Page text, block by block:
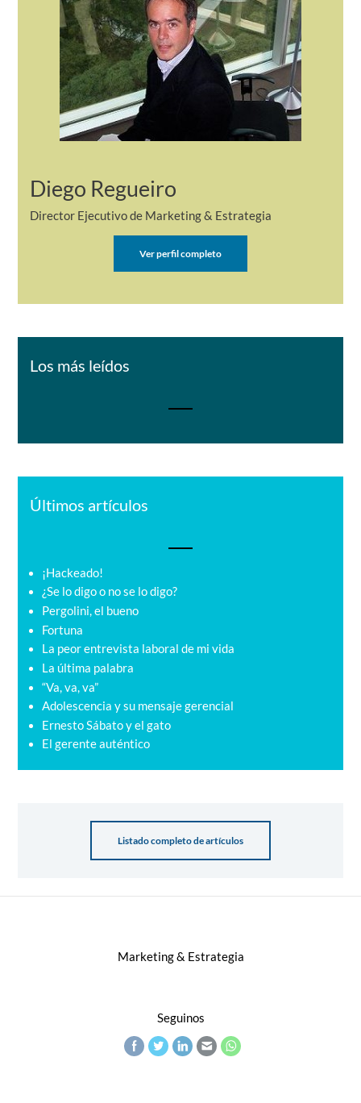
Diego Regueiro
Director Ejecutivo de Marketing & Estrategia
Ver perfil completo
Los más leídos
Últimos artículos
¡Hackeado!
¿Se lo digo o no se lo digo?
Pergolini, el bueno
Fortuna
La peor entrevista laboral de mi vida
La última palabra
“Va, va, va”
Adolescencia y su mensaje gerencial
Ernesto Sábato y el gato
El gerente auténtico
Listado completo de artículos
Marketing & Estrategia
Seguinos